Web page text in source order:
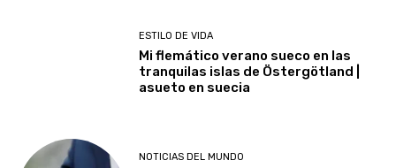
ESTILO DE VIDA
Mi flemático verano sueco en las
tranquilas islas de Östergötland |
asueto en suecia
NOTICIAS DEL MUNDO